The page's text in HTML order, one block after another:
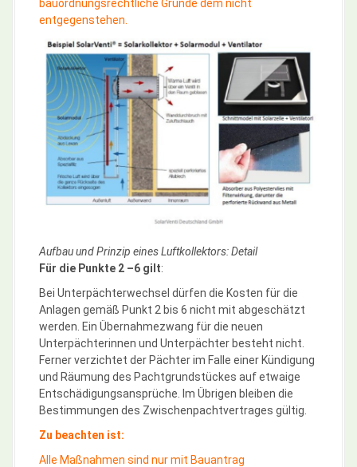
bauordnungsrechtliche Gründe dem nicht
entgegenstehen.
Aufbau und Prinzip eines Luftkollektors: Detail
Für die Punkte 2 –6 gilt:
Bei Unterpächterwechsel dürfen die Kosten für die
Anlagen gemäß Punkt 2 bis 6 nicht mit abgeschätzt
werden. Ein Übernahmezwang für die neuen
Unterpächterinnen und Unterpächter besteht nicht.
Ferner verzichtet der Pächter im Falle einer Kündigung
und Räumung des Pachtgrundstückes auf etwaige
Entschädigungsansprüche. Im Übrigen bleiben die
Bestimmungen des Zwischenpachtvertrages gültig.
Zu beachten ist:
Alle Maßnahmen sind nur mit Bauantrag